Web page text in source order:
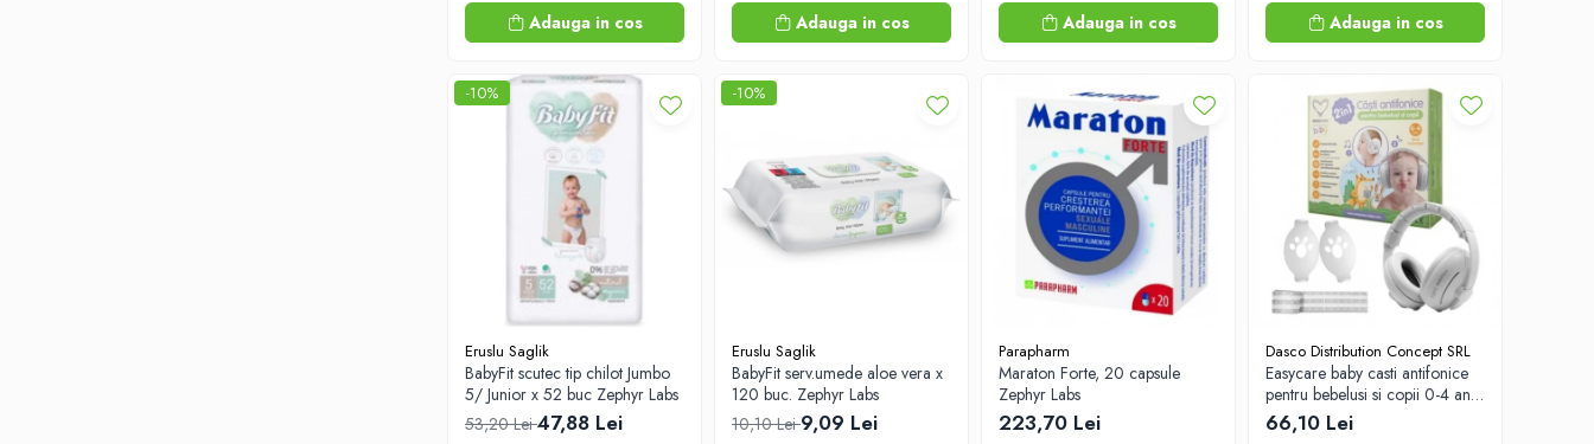
Adauga in cos Adauga in cos Adauga in cos Adauga in cos
-10%
Eruslu Saglik
BabyFit scutec tip chilot Jumbo
5/ Junior x 52 buc Zephyr Labs
53,20 Lei47,88 Lei
-10%
Eruslu Saglik
BabyFit serv.umede aloe vera x
120 buc. Zephyr Labs
10,10 Lei9,09 Lei
Parapharm
Maraton Forte, 20 capsule
Zephyr Labs
223,70 Lei
Dasco Distribution Concept SRL
Easycare baby casti antifonice
pentru bebelusi si copii 0-4 ani
(EASY00257) Zephyr Labs
66,10 Lei